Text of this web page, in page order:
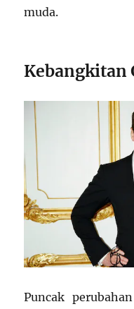
muda.
Kebangkitan
Puncak